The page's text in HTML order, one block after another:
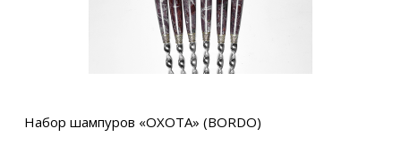
Набор шампуров «ОХОТА» (BORDO)